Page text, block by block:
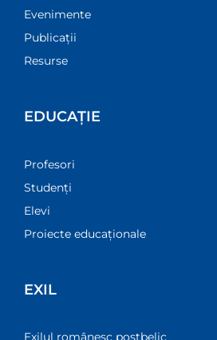
Evenimente
Publicații
Resurse
EDUCAȚIE
Profesori
Studenți
Elevi
Proiecte educaționale
EXIL
Exilul românesc postbelic